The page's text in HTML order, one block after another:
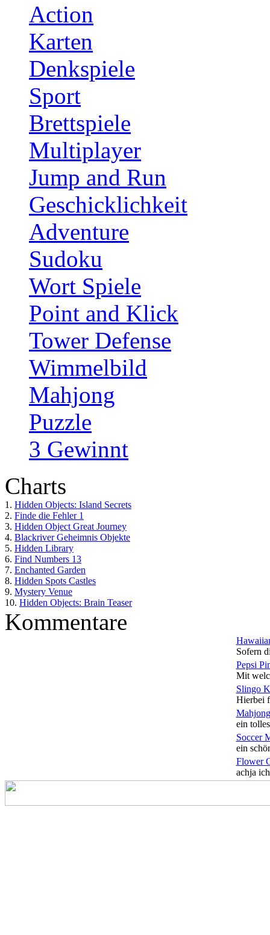
Action
Karten
Denkspiele
Sport
Brettspiele
Multiplayer
Jump and Run
Geschicklichkeit
Adventure
Sudoku
Wort Spiele
Point and Klick
Tower Defense
Wimmelbild
Mahjong
Puzzle
3 Gewinnt
Charts
1. Hidden Objects: Island Secrets
2. Finde die Fehler 1
3. Hidden Object Great Journey
4. Blackriver Geheimnis Objekte
5. Hidden Library
6. Find Numbers 13
7. Enchanted Garden
8. Hidden Spots Castles
9. Mystery Venue
10. Hidden Objects: Brain Teaser
Kommentare
Sofern
Pepsi
Mit
Slingo
Hierbei
ein
Soccer
ein
Flower
achja